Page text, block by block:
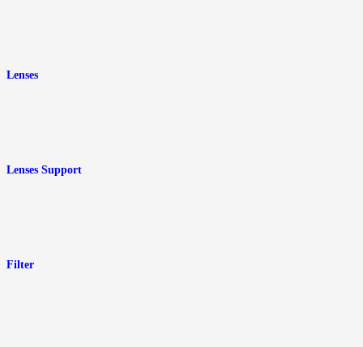
Lenses
Lenses Support
Filter